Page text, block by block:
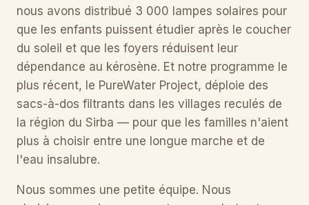
nous avons distribué 3 000 lampes solaires pour
que les enfants puissent étudier après le coucher
du soleil et que les foyers réduisent leur
dépendance au kérosène. Et notre programme le
plus récent, le PureWater Project, déploie des
sacs-à-dos filtrants dans les villages reculés de
la région du Sirba — pour que les familles n'aient
plus à choisir entre une longue marche et de
l'eau insalubre.
Nous sommes une petite équipe. Nous